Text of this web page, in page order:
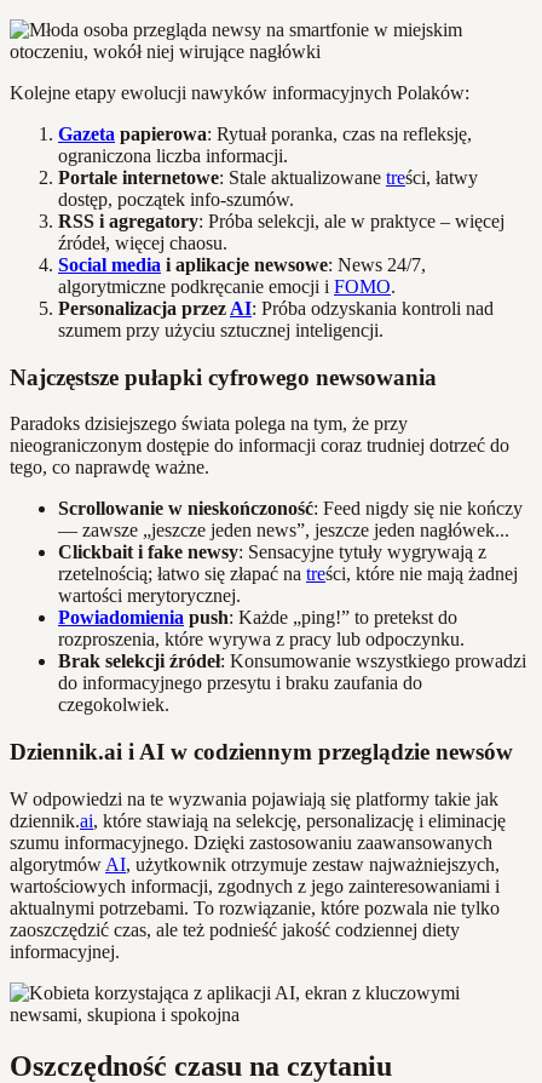
Kolejne etapy ewolucji nawyków informacyjnych Polaków:
Gazeta papierowa: Rytuał poranka, czas na refleksję,
ograniczona liczba informacji.
Portale internetowe: Stale aktualizowane treści, łatwy
dostęp, początek info-szumów.
RSS i agregatory: Próba selekcji, ale w praktyce – więcej
źródeł, więcej chaosu.
Social media i aplikacje newsowe: News 24/7,
algorytmiczne podkręcanie emocji i FOMO.
Personalizacja przez AI: Próba odzyskania kontroli nad
szumem przy użyciu sztucznej inteligencji.
Najczęstsze pułapki cyfrowego newsowania
Paradoks dzisiejszego świata polega na tym, że przy
nieograniczonym dostępie do informacji coraz trudniej dotrzeć do
tego, co naprawdę ważne.
Scrollowanie w nieskończoność: Feed nigdy się nie kończy
— zawsze „jeszcze jeden news”, jeszcze jeden nagłówek...
Clickbait i fake newsy: Sensacyjne tytuły wygrywają z
rzetelnością; łatwo się złapać na treści, które nie mają żadnej
wartości merytorycznej.
Powiadomienia push: Każde „ping!” to pretekst do
rozproszenia, które wyrywa z pracy lub odpoczynku.
Brak selekcji źródeł: Konsumowanie wszystkiego prowadzi
do informacyjnego przesytu i braku zaufania do
czegokolwiek.
Dziennik.ai i AI w codziennym przeglądzie newsów
W odpowiedzi na te wyzwania pojawiają się platformy takie jak
dziennik.ai, które stawiają na selekcję, personalizację i eliminację
szumu informacyjnego. Dzięki zastosowaniu zaawansowanych
algorytmów AI, użytkownik otrzymuje zestaw najważniejszych,
wartościowych informacji, zgodnych z jego zainteresowaniami i
aktualnymi potrzebami. To rozwiązanie, które pozwala nie tylko
zaoszczędzić czas, ale też podnieść jakość codziennej diety
informacyjnej.
Oszczędność czasu na czytaniu